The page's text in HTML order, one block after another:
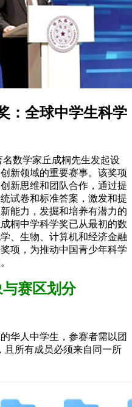
：全球中学生科学
数学家丘成桐先生发起设
新领域的重要赛事。该奖项
新思维和团队合作，通过提
试卷和标准答案，激发和提
能力，发掘和培养有潜力的
桐中学科学奖已从最初的数
、生物、计算机和经济金融
项，为推动中国青少年科学
赛区划分
华人中学生，参赛者需以团
且所有成员必须来自同一所